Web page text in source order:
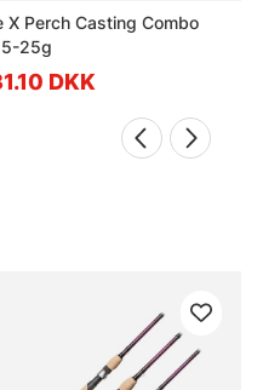
X Perch Casting Combo
25g
DKK